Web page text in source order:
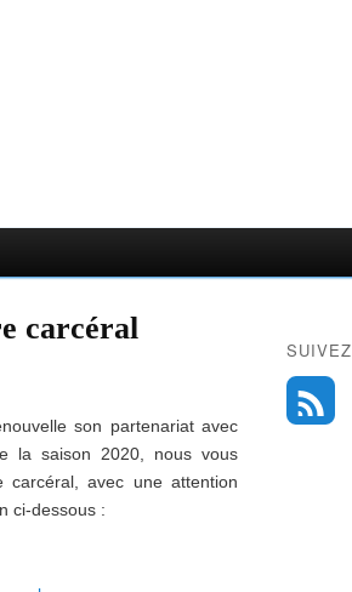
carcéral
son partenariat avec
la saison 2020, nous vous
carcéral, avec une attention
ci-dessous :